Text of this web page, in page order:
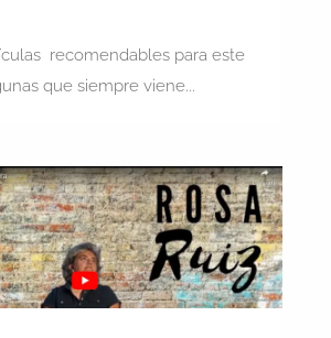
recomendables para este
que siempre viene...